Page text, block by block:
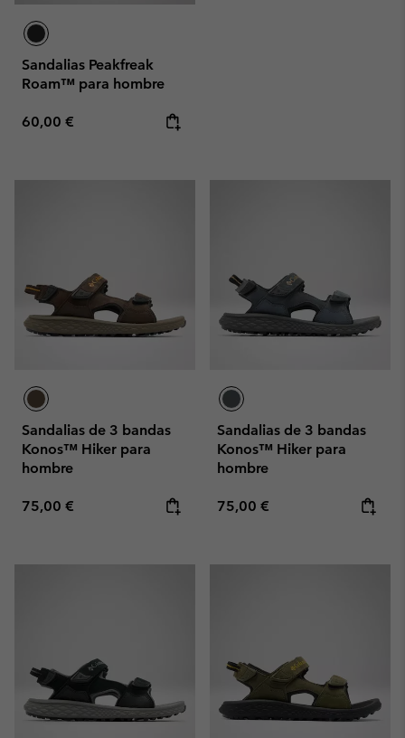
Sandalias Peakfreak
Roam™ para hombre
Regular price:
60,00 €
Sandalias de 3 bandas
Konos™ Hiker para
hombre
Regular price:
75,00 €
Sandalias de 3 bandas
Konos™ Hiker para
hombre
Regular price:
75,00 €